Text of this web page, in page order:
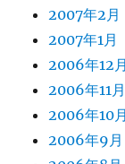
2007年2月
2007年1月
2006年12月
2006年11月
2006年10月
2006年9月